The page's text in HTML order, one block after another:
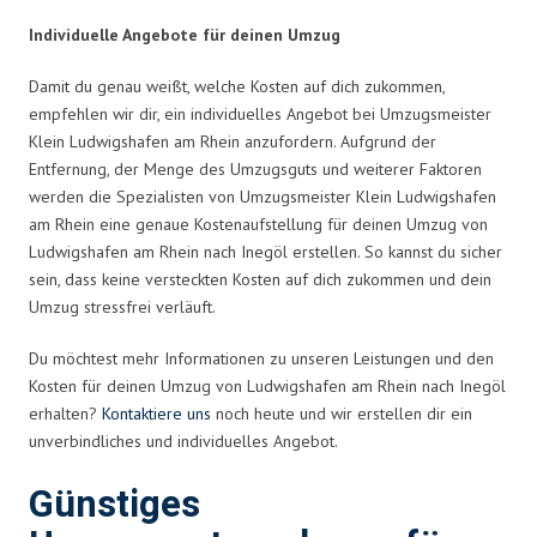
Individuelle Angebote für deinen Umzug
Damit du genau weißt, welche Kosten auf dich zukommen,
empfehlen wir dir, ein individuelles Angebot bei Umzugsmeister
Klein Ludwigshafen am Rhein anzufordern. Aufgrund der
Entfernung, der Menge des Umzugsguts und weiterer Faktoren
werden die Spezialisten von Umzugsmeister Klein Ludwigshafen
am Rhein eine genaue Kostenaufstellung für deinen Umzug von
Ludwigshafen am Rhein nach Inegöl erstellen. So kannst du sicher
sein, dass keine versteckten Kosten auf dich zukommen und dein
Umzug stressfrei verläuft.
Du möchtest mehr Informationen zu unseren Leistungen und den
Kosten für deinen Umzug von Ludwigshafen am Rhein nach Inegöl
erhalten? Kontaktiere uns noch heute und wir erstellen dir ein
unverbindliches und individuelles Angebot.
Günstiges